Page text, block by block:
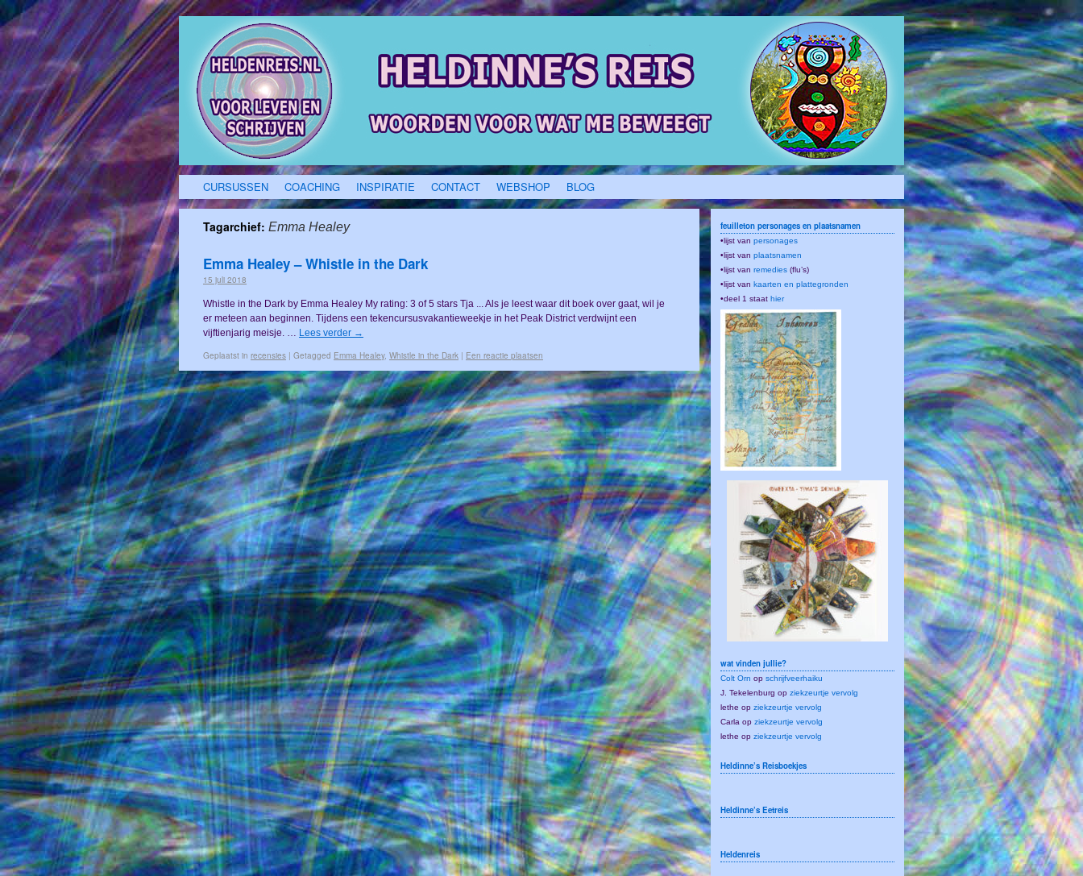
CURSUSSEN COACHING INSPIRATIE CONTACT WEBSHOP BLOG
Tagarchief: Emma Healey
Emma Healey – Whistle in the Dark
15 juli 2018
Whistle in the Dark by Emma Healey My rating: 3 of 5 stars Tja ... Als je leest waar dit boek over gaat, wil je
er meteen aan beginnen. Tijdens een tekencursusvakantieweekje in het Peak District verdwijnt een
vijftienjarig meisje. … Lees verder →
Geplaatst in recensies | Getagged Emma Healey, Whistle in the Dark | Een reactie plaatsen
feuilleton personages en plaatsnamen
•lijst van personages
•lijst van plaatsnamen
•lijst van remedies (flu’s)
•lijst van kaarten en plattegronden
•deel 1 staat hier
wat vinden jullie?
Colt Orn op schrijfveerhaiku
J. Tekelenburg op ziekzeurtje vervolg
lethe op ziekzeurtje vervolg
Carla op ziekzeurtje vervolg
lethe op ziekzeurtje vervolg
Heldinne’s Reisboekjes
Heldinne’s Eetreis
Heldenreis